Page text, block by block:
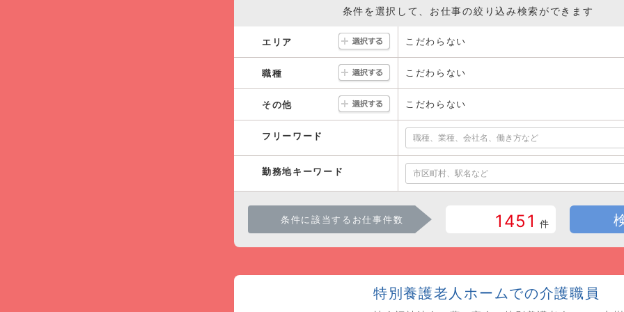
条件を選択して、お仕事の絞り込み検索ができます
エリア こだわらない
職種 こだわらない
その他 こだわらない
フリーワード
勤務地キーワード
条件に該当するお仕事件数 1451 件
特別養護老人ホームでの介護職員